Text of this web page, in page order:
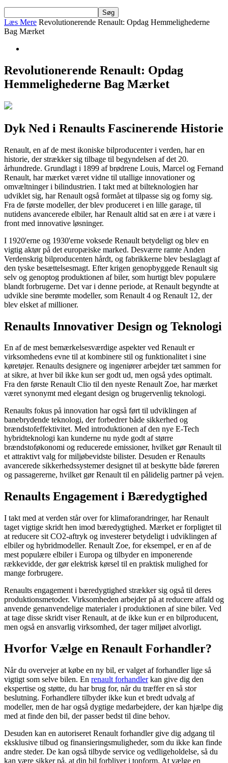
Læs Mere Revolutionerende Renault: Opdag Hemmelighederne
Bag Mærket
Revolutionerende Renault: Opdag
Hemmelighederne Bag Mærket
Dyk Ned i Renaults Fascinerende Historie
Renault, en af de mest ikoniske bilproducenter i verden, har en
historie, der strækker sig tilbage til begyndelsen af det 20.
århundrede. Grundlagt i 1899 af brødrene Louis, Marcel og Fernand
Renault, har mærket været vidne til utallige innovationer og
omvæltninger i bilindustrien. I takt med at bilteknologien har
udviklet sig, har Renault også formået at tilpasse sig og forny sig.
Fra de første modeller, der blev produceret i en lille garage, til
nutidens avancerede elbiler, har Renault altid sat en ære i at være i
front med innovative løsninger.
I 1920'erne og 1930'erne voksede Renault betydeligt og blev en
vigtig aktør på det europæiske marked. Desværre ramte Anden
Verdenskrig bilproducenten hårdt, og fabrikkerne blev beslaglagt af
den tyske besættelsesmagt. Efter krigen genopbyggede Renault sig
selv og genoptog produktionen af biler, som hurtigt blev populære
blandt forbrugerne. Det var i denne periode, at Renault begyndte at
udvikle sine berømte modeller, som Renault 4 og Renault 12, der
blev elsket af millioner.
Renaults Innovativer Design og Teknologi
En af de mest bemærkelsesværdige aspekter ved Renault er
virksomhedens evne til at kombinere stil og funktionalitet i sine
køretøjer. Renaults designere og ingeniører arbejder tæt sammen for
at sikre, at hver bil ikke kun ser godt ud, men også ydes optimalt.
Fra den første Renault Clio til den nyeste Renault Zoe, har mærket
været synonymt med elegant design og brugervenlig teknologi.
Renaults fokus på innovation har også ført til udviklingen af
banebrydende teknologi, der forbedrer både sikkerhed og
brændstofeffektivitet. Med introduktionen af den nye E-Tech
hybridteknologi kan kunderne nu nyde godt af større
brændstoføkonomi og reducerede emissioner, hvilket gør Renault til
et attraktivt valg for miljøbevidste bilister. Desuden er Renaults
avancerede sikkerhedssystemer designet til at beskytte både føreren
og passagererne, hvilket gør Renault til en pålidelig partner på vejen.
Renaults Engagement i Bæredygtighed
I takt med at verden står over for klimaforandringer, har Renault
taget vigtige skridt hen imod bæredygtighed. Mærket er forpligtet til
at reducere sit CO2-aftryk og investerer betydeligt i udviklingen af
elbiler og hybridmodeller. Renault Zoe, for eksempel, er en af de
mest populære elbiler i Europa og tilbyder en imponerende
rækkevidde, der gør elektrisk kørsel til en praktisk mulighed for
mange forbrugere.
Renaults engagement i bæredygtighed strækker sig også til deres
produktionsmetoder. Virksomheden arbejder på at reducere affald og
anvende genanvendelige materialer i produktionen af sine biler. Ved
at tage disse skridt viser Renault, at de ikke kun er en bilproducent,
men også en ansvarlig virksomhed, der tager miljøet alvorligt.
Hvorfor Vælge en Renault Forhandler?
Når du overvejer at købe en ny bil, er valget af forhandler lige så
vigtigt som selve bilen. En renault forhandlerkan give dig den
ekspertise og støtte, du har brug for, når du træffer en så stor
beslutning. Forhandlere tilbyder ikke kun et bredt udvalg af
modeller, men de har også dygtige medarbejdere, der kan hjælpe dig
med at finde den bil, der passer bedst til dine behov.
Desuden kan en autoriseret Renault forhandler give dig adgang til
eksklusive tilbud og finansieringsmuligheder, som du ikke kan finde
andre steder. De kan også tilbyde service og vedligeholdelse, så du
kan være sikker på, at din bil forbliver i topform. At vælge en